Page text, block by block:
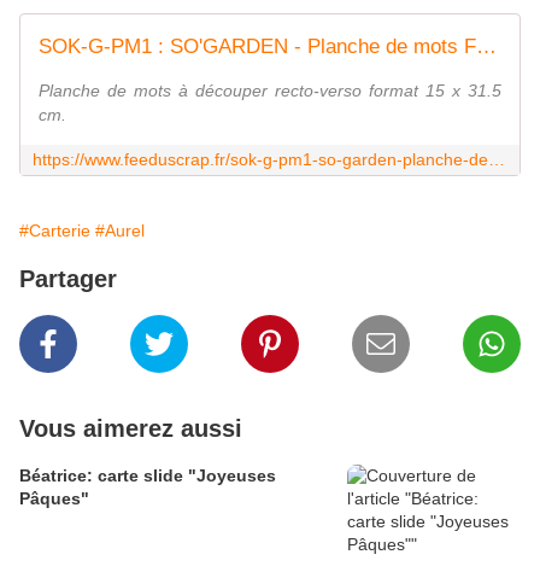
SOK-G-PM1 : SO'GARDEN - Planche de mots Fée du Scrap
Planche de mots à découper recto-verso format 15 x 31.5
cm.
#Carterie #Aurel
Partager
Vous aimerez aussi
Béatrice: carte slide "Joyeuses
Pâques"